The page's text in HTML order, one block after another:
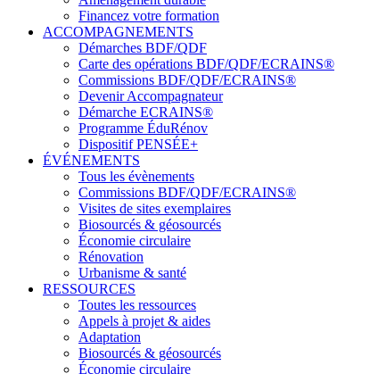
Financez votre formation
ACCOMPAGNEMENTS
Démarches BDF/QDF
Carte des opérations BDF/QDF/ECRAINS®
Commissions BDF/QDF/ECRAINS®
Devenir Accompagnateur
Démarche ECRAINS®
Programme ÉduRénov
Dispositif PENSÉE+
ÉVÉNEMENTS
Tous les évènements
Commissions BDF/QDF/ECRAINS®
Visites de sites exemplaires
Biosourcés & géosourcés
Économie circulaire
Rénovation
Urbanisme & santé
RESSOURCES
Toutes les ressources
Appels à projet & aides
Adaptation
Biosourcés & géosourcés
Économie circulaire